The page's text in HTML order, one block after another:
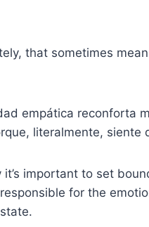
that sometimes
empática reconforta
literalmente, siente
it’s important to set
responsible for the